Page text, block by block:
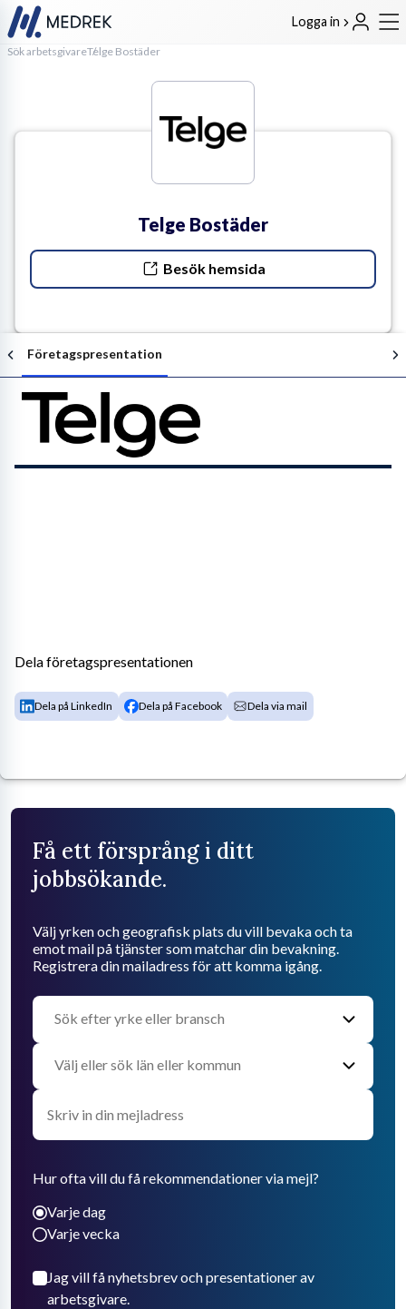
Logga in
Sök arbetsgivareTelge Bostäder
Telge Bostäder
Besök hemsida
Företagspresentation
Dela företagspresentationen
Dela på LinkedIn Dela på Facebook Dela via mail
Få ett försprång i ditt
jobbsökande.
Välj yrken och geografisk plats du vill bevaka och ta
emot mail på tjänster som matchar din bevakning.
Registrera din mailadress för att komma igång.
Hur ofta vill du få rekommendationer via mejl?
Varje dag
Varje vecka
Jag vill få nyhetsbrev och presentationer av
arbetsgivare.